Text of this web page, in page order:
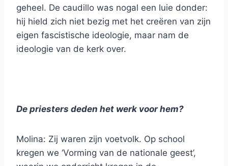
geheel. De caudillo was nogal een luie donder:
hij hield zich niet bezig met het creëren van zijn
eigen fascistische ideologie, maar nam de
ideologie van de kerk over.
De priesters deden het werk voor hem?
Molina: Zij waren zijn voetvolk. Op school
kregen we ‘Vorming van de nationale geest’,